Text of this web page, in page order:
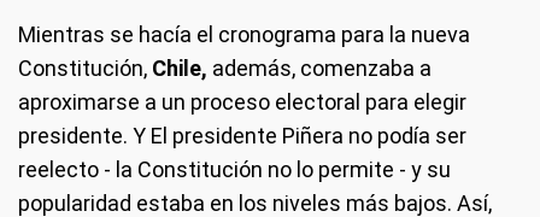
Mientras se hacía el cronograma para la nueva
Constitución, Chile, además, comenzaba a
aproximarse a un proceso electoral para elegir
presidente. Y El presidente Piñera no podía ser
reelecto - la Constitución no lo permite - y su
popularidad estaba en los niveles más bajos. Así,